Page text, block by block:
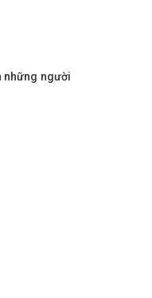
những người